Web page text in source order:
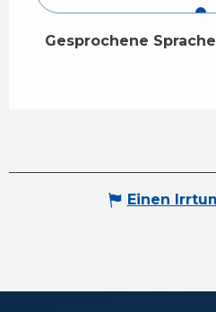
Gesprochene
Gesprochene
Einen